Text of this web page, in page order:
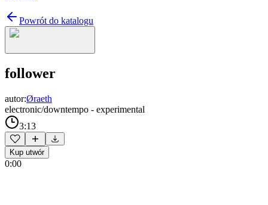
Powrót do katalogu
follower
autor:Øraeth
electronic/downtempo - experimental
3:13
Kup utwór
0:00